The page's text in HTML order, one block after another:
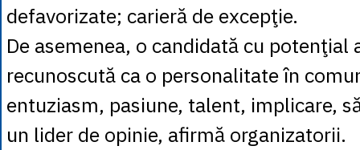
defavorizate; carieră de excepţie.
De asemenea, o candidată cu potenţial
recunoscută ca o personalitate în
entuziasm, pasiune, talent, implicare,
un lider de opinie, afirmă organizatorii.